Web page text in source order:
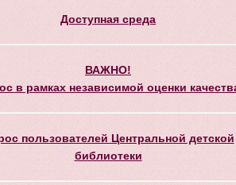
Доступная среда
ВАЖНО!
в рамках независимой оценки
пользователей Центральной детской
библиотеки